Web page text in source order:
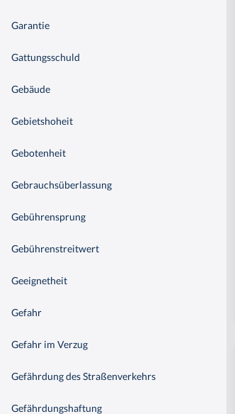
Garantie
Gattungsschuld
Gebäude
Gebietshoheit
Gebotenheit
Gebrauchsüberlassung
Gebührensprung
Gebührenstreitwert
Geeignetheit
Gefahr
Gefahr im Verzug
Gefährdung des Straßenverkehrs
Gefährdungshaftung